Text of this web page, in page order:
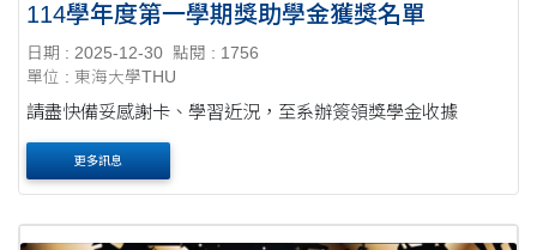
114學年度第一學期獎助學金獲獎名單
日期 : 2025-12-30 點閱 : 1756
單位 : 東海大學THU
請盡快備妥感謝卡、學習近況，至系辦簽領獎學金收據
更多訊息